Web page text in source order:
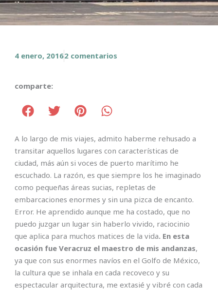
4 enero, 20162 comentarios
comparte:
A lo largo de mis viajes, admito haberme rehusado a
transitar aquellos lugares con características de
ciudad, más aún si voces de puerto marítimo he
escuchado. La razón, es que siempre los he imaginado
como pequeñas áreas sucias, repletas de
embarcaciones enormes y sin una pizca de encanto.
Error. He aprendido aunque me ha costado, que no
puedo juzgar un lugar sin haberlo vivido, raciocinio
que aplica para muchos matices de la vida. En esta
ocasión fue Veracruz el maestro de mis andanzas,
ya que con sus enormes navíos en el Golfo de México,
la cultura que se inhala en cada recoveco y su
espectacular arquitectura, me extasié y vibré con cada